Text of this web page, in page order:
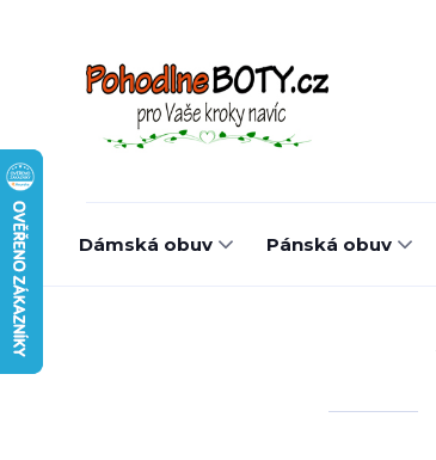
Dámská obuv Pánská obuv